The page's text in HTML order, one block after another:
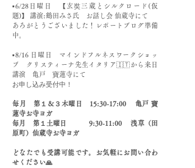
▪️6/28日曜日 【玄奘三蔵とシルクロード(仮
題)】 講演:鶴田みさ氏 お話し会 仙蔵寺にて
あろがとうございました！レポートブログ準備
中。
▪️8/16 日曜日 マインドフルネスワークショッ
プ クリスティーナ先生イタリア🇮🇹から来日
講演 亀戸 寶蓮寺にて
​お申し込み受付中！
​毎月 第１＆３木曜日 15:30-17:00 亀戸 寶
蓮寺お寺ヨガ
毎月 第１土曜日 9:30-11:00 浅草（田
原町）仙蔵寺お寺ヨガ
どなたでも受講可能です。お気軽にお問い合わ
せください🙏